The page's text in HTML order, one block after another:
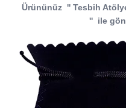
Ürününüz '' Tesbih
'' ile